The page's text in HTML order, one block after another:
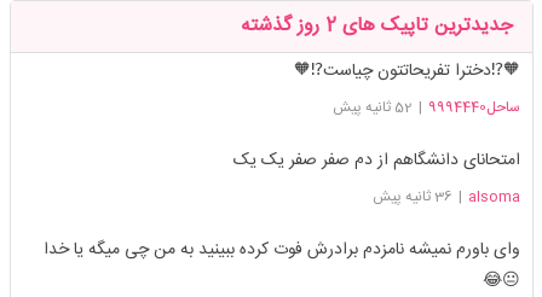
جدیدترین تاپیک های 2 روز گذشته
🧡⁉️دخترا تفریحاتتون چیاست⁉️🧡
ساحل9994440 | 52 ثانیه پیش
امتحانای دانشگاهم از دم صفر صفر یک یک
alsoma
| 36 ثانیه پیش
وای باورم نمیشه نامزدم برادرش فوت کرده ببینید به من چی میگه یا خدا
😐😂